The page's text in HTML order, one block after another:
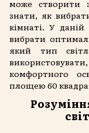
може створити
знати, як
кімнаті. У
вибрати
який тип
комфортного
площею 60